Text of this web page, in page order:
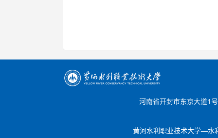
河南省开封市东京大道1
黄河水利职业技术大学—水